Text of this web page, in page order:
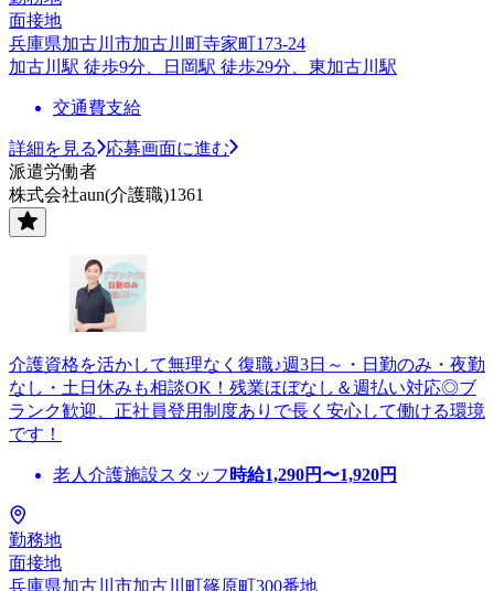
面接地
兵庫県加古川市加古川町寺家町173-24
加古川駅 徒歩9分、日岡駅 徒歩29分、東加古川駅
交通費支給
詳細を見る
応募画面に進む
派遣労働者
株式会社aun(介護職)1361
介護資格を活かして無理なく復職♪週3日～・日勤のみ・夜勤
なし・土日休みも相談OK！残業ほぼなし＆週払い対応◎ブ
ランク歓迎、正社員登用制度ありで長く安心して働ける環境
です！
老人介護施設スタッフ 時給1,290円〜1,920円
勤務地
面接地
兵庫県加古川市加古川町篠原町300番地